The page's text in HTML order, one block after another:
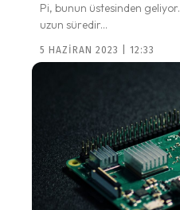
Pi, bunun üstesinden geliyor. 35 Dolarlık Raspberry Pi,
uzun süredir...
5 HAZIRAN 2023 | 12:33